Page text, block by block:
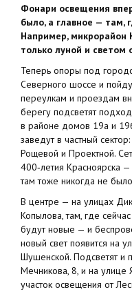
Фонари освещения
было, а главное — там,
Например, микрорайон
только луной и светом
Теперь опоры под
Северного шоссе и
переулкам и проездам
берегу подсветят
в районе домов 19а и
заведут в частный
Рощевой и Проектной.
400‑летия Красноярска
там тоже никогда не
В центре — на улицах
Копылова, там, где
будут новые — и
новый свет появится на
Шушенской. Подсветят и
Мечникова, 8, и на улице
участок освещения от